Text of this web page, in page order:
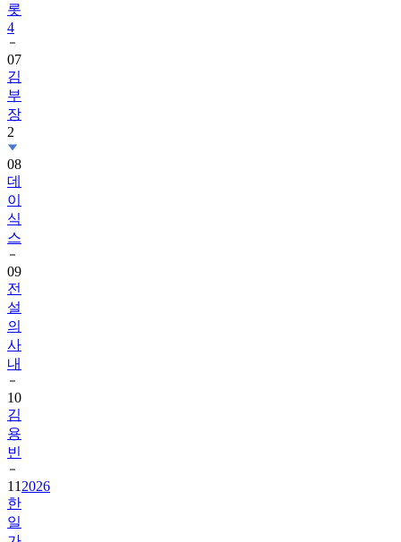
롯
4
07
김
부
장
2
08
데
이
식
스
09
전
설
의
사
내
10
김
용
빈
11 2026
한
일